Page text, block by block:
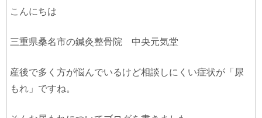
こんにちは
三重県桑名市の鍼灸整骨院 中央元気堂
産後で多く方が悩んでいるけど相談しにくい症状が「尿
もれ」ですね。